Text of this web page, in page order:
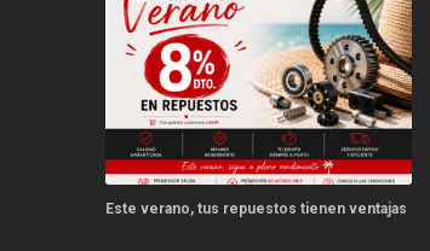
Este verano, tus repuestos tienen ventajas